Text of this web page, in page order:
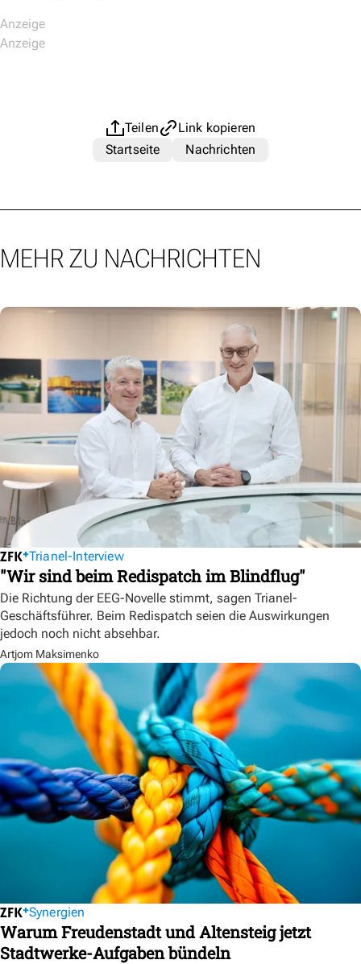
Teilen
Link kopieren
Startseite
Nachrichten
MEHR ZU NACHRICHTEN
Trianel-Interview
"Wir sind beim Redispatch im Blindflug"
Die Richtung der EEG-Novelle stimmt, sagen Trianel-
Geschäftsführer. Beim Redispatch seien die Auswirkungen
jedoch noch nicht absehbar.
Artjom Maksimenko
Synergien
Warum Freudenstadt und Altensteig jetzt
Stadtwerke-Aufgaben bündeln